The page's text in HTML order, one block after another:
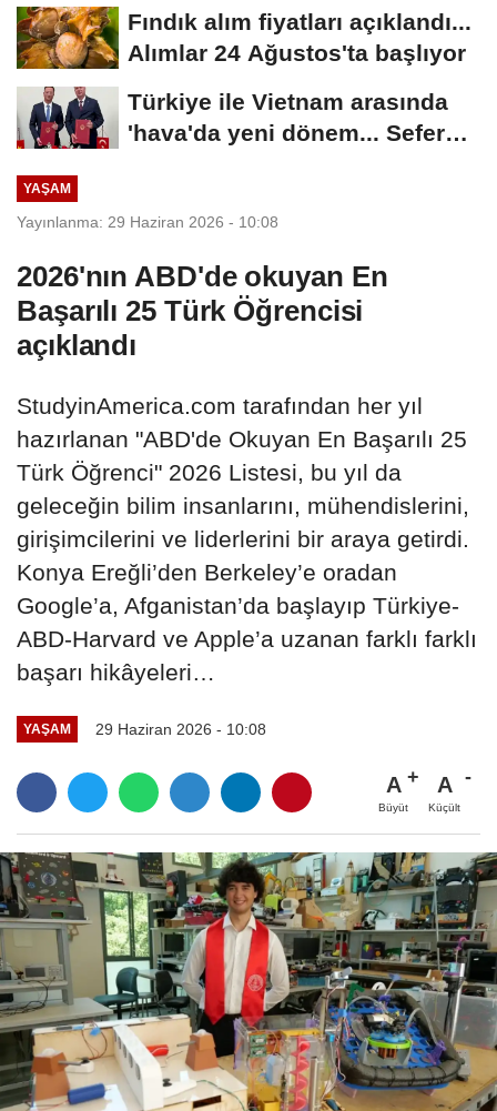
Fındık alım fiyatları açıklandı...
Alımlar 24 Ağustos'ta başlıyor
Türkiye ile Vietnam arasında
'hava'da yeni dönem... Sefer
YAŞAM
Yayınlanma: 29 Haziran 2026 - 10:08
2026'nın ABD'de okuyan En
Başarılı 25 Türk Öğrencisi
açıklandı
StudyinAmerica.com tarafından her yıl
hazırlanan "ABD'de Okuyan En Başarılı 25
Türk Öğrenci" 2026 Listesi, bu yıl da
geleceğin bilim insanlarını, mühendislerini,
girişimcilerini ve liderlerini bir araya getirdi.
Konya Ereğli’den Berkeley’e oradan
Google’a, Afganistan’da başlayıp Türkiye-
ABD-Harvard ve Apple’a uzanan farklı farklı
başarı hikâyeleri…
YAŞAM 29 Haziran 2026 - 10:08
A
Büyüt
A
Küçült